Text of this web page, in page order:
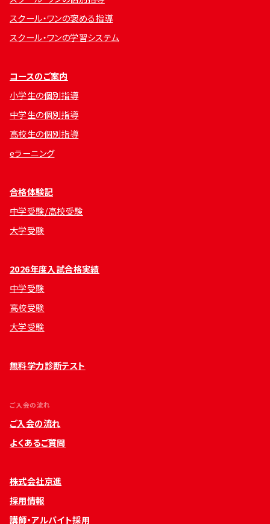
スクール・ワンの褒める指導
スクール・ワンの学習システム
コースのご案内
小学生の個別指導
中学生の個別指導
高校生の個別指導
eラーニング
合格体験記
中学受験/高校受験
大学受験
2026年度入試合格実績
中学受験
高校受験
大学受験
無料学力診断テスト
ご入会の流れ
ご入会の流れ
よくあるご質問
株式会社京進
採用情報
講師・アルバイト採用